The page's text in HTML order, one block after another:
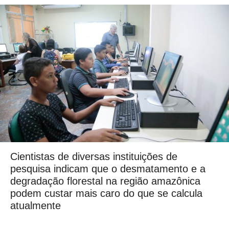
Amazônia
Cientistas de diversas instituições de
pesquisa indicam que o desmatamento e a
degradação florestal na região amazônica
podem custar mais caro do que se calcula
atualmente